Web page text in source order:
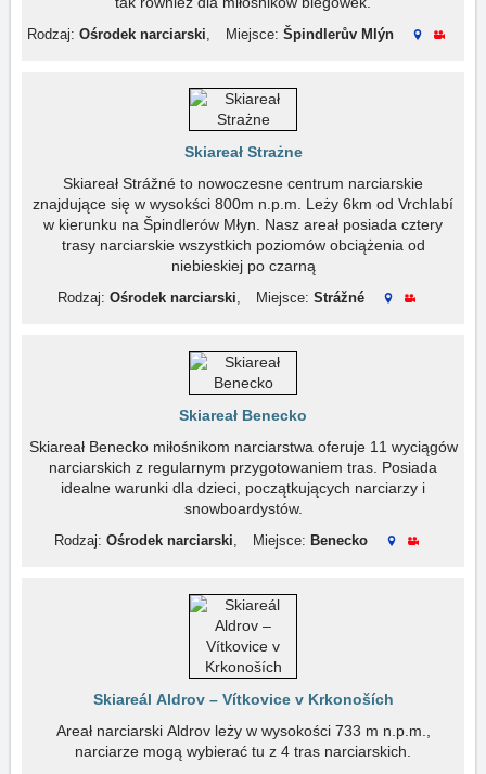
Rodzaj: Ośrodek narciarski, Miejsce: Špindlerův Mlýn
Skiareał Strażne
Skiareał Strážné to nowoczesne centrum narciarskie
znajdujące się w wysokści 800m n.p.m. Leży 6km od Vrchlabí
w kierunku na Špindlerów Młyn. Nasz areał posiada cztery
trasy narciarskie wszystkich poziomów obciążenia od
niebieskiej po czarną
Rodzaj: Ośrodek narciarski, Miejsce: Strážné
Skiareał Benecko
Skiareał Benecko miłośnikom narciarstwa oferuje 11 wyciągów
narciarskich z regularnym przygotowaniem tras. Posiada
idealne warunki dla dzieci, początkujących narciarzy i
snowboardystów.
Rodzaj: Ośrodek narciarski, Miejsce: Benecko
Skiareál Aldrov – Vítkovice v Krkonoších
Areał narciarski Aldrov leży w wysokości 733 m n.p.m.,
narciarze mogą wybierać tu z 4 tras narciarskich.